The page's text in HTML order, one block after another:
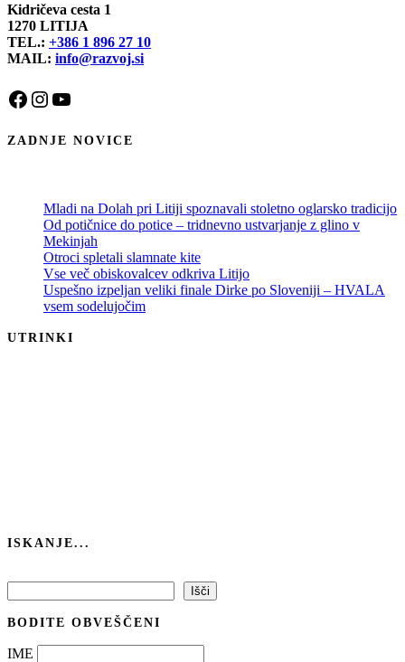
Kidričeva cesta 1
1270 LITIJA
TEL.: +386 1 896 27 10
MAIL: info@razvoj.si
Facebook
Instagram
YouTube
ZADNJE NOVICE
Mladi na Dolah pri Litiji spoznavali stoletno oglarsko tradicijo
Od potičnice do potice – tridnevno ustvarjanje z glino v
Mekinjah
Otroci spletali slamnate kite
Vse več obiskovalcev odkriva Litijo
Uspešno izpeljan veliki finale Dirke po Sloveniji – HVALA
vsem sodelujočim
UTRINKI
ISKANJE...
Išči
BODITE OBVEŠČENI
IME